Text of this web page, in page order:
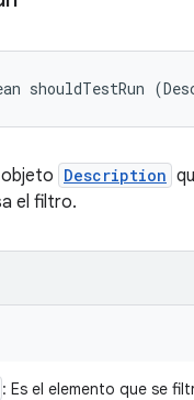
shouldTestRun
Description
el filtro.
: Es el elemento que se